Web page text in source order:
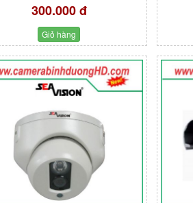
300.000 đ
Giỏ hàng